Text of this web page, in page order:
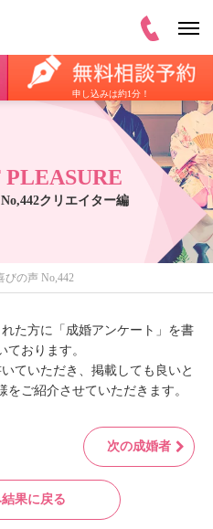
申し込みは約1分！
クリエイター編
びの声 No,442
た方に「成婚アンケート」を書
ております。
ていただき、掲載しても良いと
ご紹介させていただきます。
次の成婚者
果に戻る